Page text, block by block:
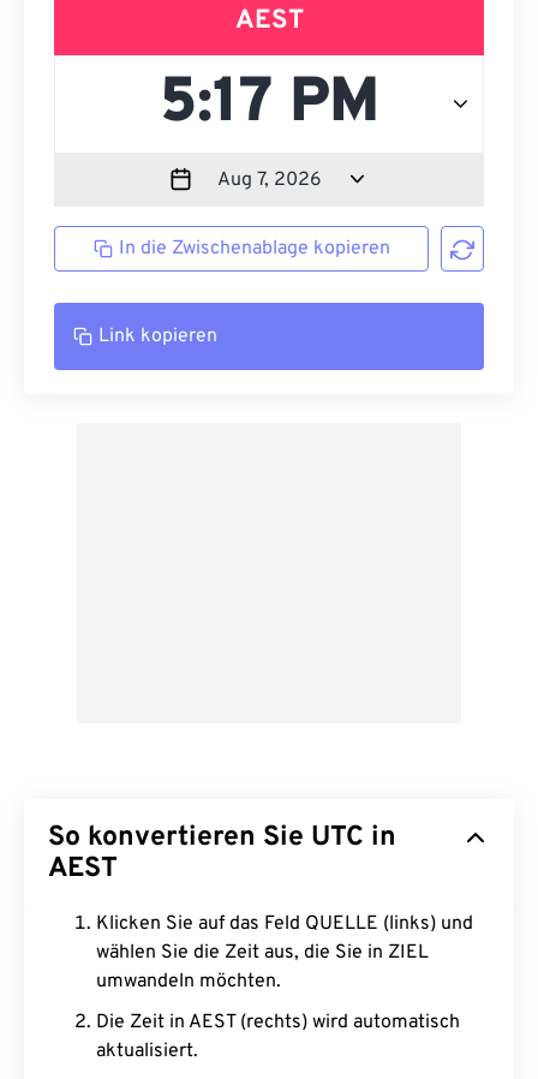
AEST
In die Zwischenablage kopieren
Link kopieren
So konvertieren Sie UTC in
AEST
Klicken Sie auf das Feld QUELLE (links) und
wählen Sie die Zeit aus, die Sie in ZIEL
umwandeln möchten.
Die Zeit in AEST (rechts) wird automatisch
aktualisiert.